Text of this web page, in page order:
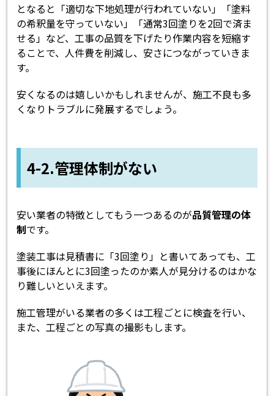
となると「適切な下地処理が行われていない」「塗料
の希釈量を守っていない」「通常3回塗りを2回で済ま
せる」など、工事の品質を下げたり作業内容を短縮す
ることで、人件費を削減し、安さにつながっていきま
す。
安くなるのは嬉しいかもしれませんが、施工不良も多
くなりトラブルに発展するでしょう。
4-2.管理体制がない
安い業者の特徴としてもう一つあるのが品質管理の体
制です。
塗装工事は見積書に「3回塗り」と書いてあっても、工
事後にほんとに3回塗ったのか素人が見分けるのはかな
り難しいといえます。
施工管理がいる業者の多くは工程ごとに検査を行い、
また、工程ごとの写真の撮影もします。